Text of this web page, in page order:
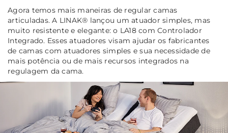
Agora temos mais maneiras de regular camas
articuladas. A LINAK® lançou um atuador simples, mas
muito resistente e elegante: o LA18 com Controlador
Integrado. Esses atuadores visam ajudar os fabricantes
de camas com atuadores simples e sua necessidade de
mais potência ou de mais recursos integrados na
regulagem da cama.